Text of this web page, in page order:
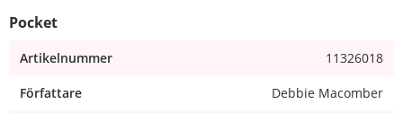
Pocket
Artikelnummer 11326018
Författare Debbie Macomber